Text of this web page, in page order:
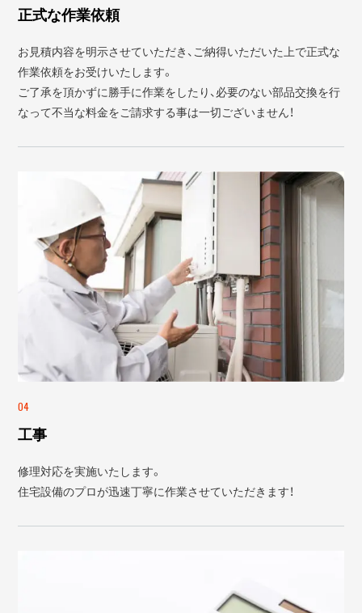
正式な作業依頼
お見積内容を明示させていただき、ご納得いただいた上で正式な
作業依頼をお受けいたします。
ご了承を頂かずに勝手に作業をしたり、必要のない部品交換を行
なって不当な料金をご請求する事は一切ございません！
04
工事
修理対応を実施いたします。
住宅設備のプロが迅速丁寧に作業させていただきます！